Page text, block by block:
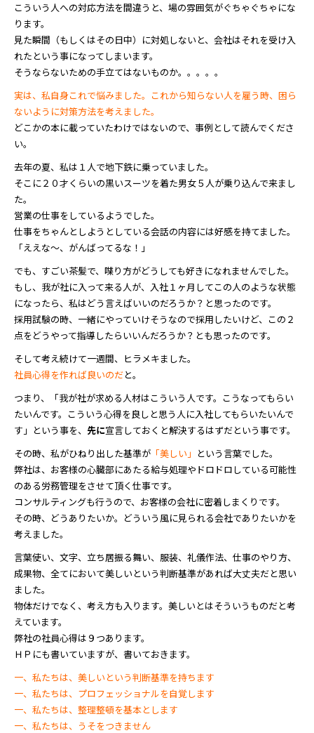
こういう人への対応方法を間違うと、場の雰囲気がぐちゃぐちゃにな
ります。
見た瞬間（もしくはその日中）に対処しないと、会社はそれを受け入
れたという事になってしまいます。
そうならないための手立てはないものか。。。。。
実は、私自身これで悩みました。これから知らない人を雇う時、困ら
ないように対策方法を考えました。
どこかの本に載っていたわけではないので、事例として読んでくださ
い。
去年の夏、私は１人で地下鉄に乗っていました。
そこに２０才くらいの黒いスーツを着た男女５人が乗り込んで来まし
た。
営業の仕事をしているようでした。
仕事をちゃんとしようとしている会話の内容には好感を持てました。
「ええな～、がんばってるな！」
でも、すごい茶髪で、喋り方がどうしても好きになれませんでした。
もし、我が社に入って来る人が、入社１ヶ月してこの人のような状態
になったら、私はどう言えばいいのだろうか？と思ったのです。
採用試験の時、一緒にやっていけそうなので採用したいけど、この２
点をどうやって指導したらいいんだろうか？とも思ったのです。
そして考え続けて一週間、ヒラメキました。
社員心得を作れば良いのだと。
つまり、「我が社が求める人材はこういう人です。こうなってもらい
たいんです。こういう心得を良しと思う人に入社してもらいたいんで
す」という事を、 先に宣言しておくと解決するはずだという事です。
その時、私がひねり出した基準が 「美しい」 という言葉でした。
弊社は、お客様の心臓部にあたる給与処理やドロドロしている可能性
のある労務管理をさせて頂く仕事です。
コンサルティングも行うので、お客様の会社に密着しまくりです。
その時、どうありたいか。どういう風に見られる会社でありたいかを
考えました。
言葉使い、文字、立ち居振る舞い、服装、礼儀作法、仕事のやり方、
成果物、全てにおいて美しいという判断基準があれば大丈夫だと思い
ました。
物体だけでなく、考え方も入ります。美しいとはそういうものだと考
えています。
弊社の社員心得は９つあります。
ＨＰにも書いていますが、書いておきます。
一、私たちは、美しいという判断基準を持ちます
一、私たちは、プロフェッショナルを自覚します
一、私たちは、整理整頓を基本とします
一、私たちは、うそをつきません